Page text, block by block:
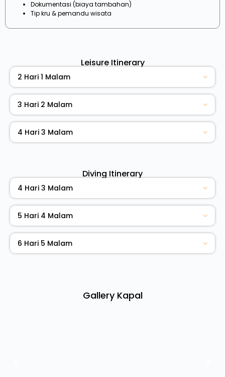
Dokumentasi (biaya tambahan)
Tip kru & pemandu wisata
Leisure Itinerary
2 Hari 1 Malam
3 Hari 2 Malam
4 Hari 3 Malam
Diving Itinerary
4 Hari 3 Malam
5 Hari 4 Malam
6 Hari 5 Malam
Gallery Kapal